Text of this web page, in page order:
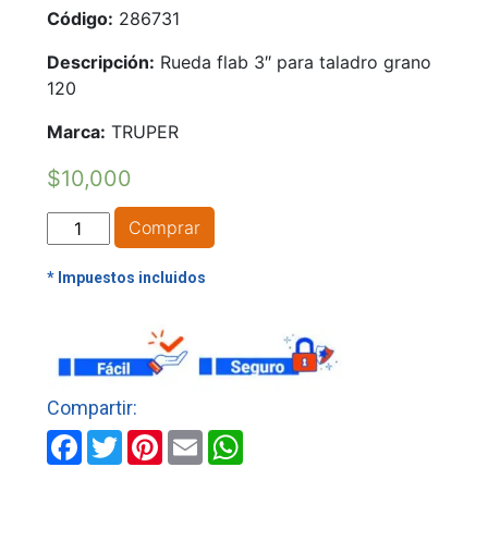
Código: 286731
Descripción: Rueda flab 3″ para taladro grano
120
Marca: TRUPER
$10,000
RUEDA
FLAB
3"
GRANO
120
TRUPER
cantidad
Comprar
Facebook
TwitterPinterest
EmailWhatsApp